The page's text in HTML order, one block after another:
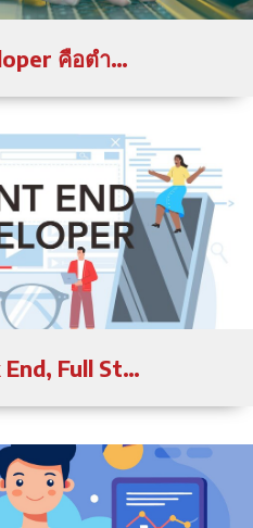
Full Stack Developer คือตำแหน่งอะไร มีหน้าที่อะไรในการพัฒนาซอฟต์แวร์
Front End, Back End, Full Stack คืออะไร ต่างกันยังไง มีหน้าที่อะไรบ้าง?